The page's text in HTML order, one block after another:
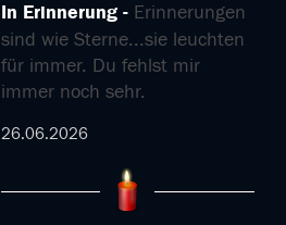
In Erinnerung
Erinnerungen
sind wie Sterne...sie leuchten
für immer. Du fehlst mir
immer noch sehr.
26.06.2026